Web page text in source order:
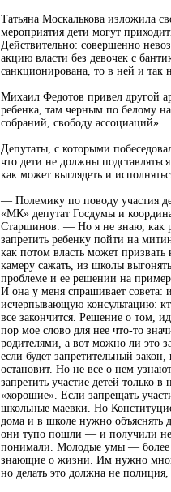
Татьяна Москалькова изложила
мероприятия дети могут
Действительно: совершенно
акцию власти без девочек с
санкционирована, то в ней и так
Михаил Федотов привел другой
ребенка, там черным по белому
собраний, свободу ассоциаций».
Депутаты, с которыми
что дети не должны
как может выглядеть и
— Полемику по поводу участия
«МК» депутат Госдумы и
Старшинов. — Но я не знаю, как
запретить ребенку пойти на
как потом власть может
камеру сажать, из школы
проблеме и ее решении на
И она у меня спрашивает
исчерпывающую консультацию:
все закончится. Решение о том,
пор мое слово для нее что-то
родителями, а вот можно ли это
если будет запретительный
остановит. Но не все о нем
запретить участие детей только
«хорошие». Если запрещать
школьные маевки. Но
дома и в школе нужно объяснять
они тупо пошли — и получили
понимали. Молодые умы — более
знающие о жизни. Им нужно
но делать это должна не